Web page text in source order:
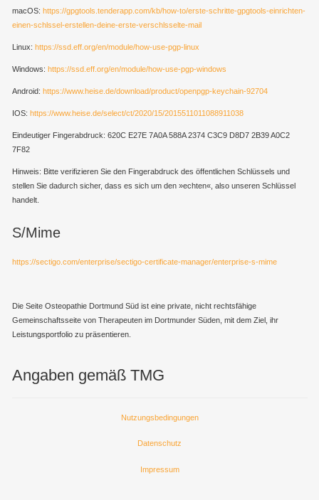
macOS: https://gpgtools.tenderapp.com/kb/how-to/erste-schritte-gpgtools-einrichten-
einen-schlssel-erstellen-deine-erste-verschlsselte-mail
Linux: https://ssd.eff.org/en/module/how-use-pgp-linux
Windows: https://ssd.eff.org/en/module/how-use-pgp-windows
Android: https://www.heise.de/download/product/openpgp-keychain-92704
IOS: https://www.heise.de/select/ct/2020/15/2015511011088911038
Eindeutiger Fingerabdruck: 620C E27E 7A0A 588A 2374 C3C9 D8D7 2B39 A0C2
7F82
Hinweis: Bitte verifizieren Sie den Fingerabdruck des öffentlichen Schlüssels und
stellen Sie dadurch sicher, dass es sich um den »echten«, also unseren Schlüssel
handelt.
S/Mime
https://sectigo.com/enterprise/sectigo-certificate-manager/enterprise-s-mime
Die Seite Osteopathie Dortmund Süd ist eine private, nicht rechtsfähige
Gemeinschaftsseite von Therapeuten im Dortmunder Süden, mit dem Ziel, ihr
Leistungsportfolio zu präsentieren.
Angaben gemäß TMG
Nutzungsbedingungen
Datenschutz
Impressum